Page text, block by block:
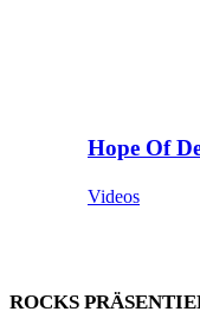
Hope Of
Videos
ROCKS